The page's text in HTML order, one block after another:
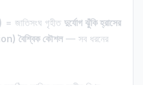
= জাতিসংঘ গৃহীত দুর্যোগ ঝুঁকি হ্রাসের
বৈশ্বিক কৌশল— সব ধরনের